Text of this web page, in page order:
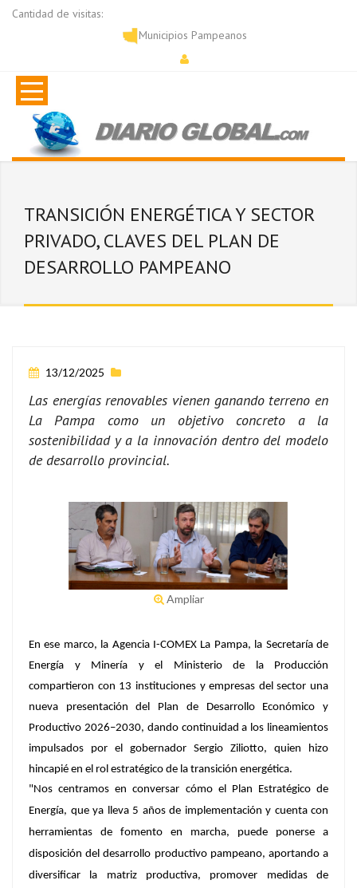
Cantidad de visitas:
Municipios Pampeanos
TRANSICIÓN ENERGÉTICA Y SECTOR
PRIVADO, CLAVES DEL PLAN DE
DESARROLLO PAMPEANO
13/12/2025
Las energías renovables vienen ganando terreno en
La Pampa como un objetivo concreto a la
sostenibilidad y a la innovación dentro del modelo
de desarrollo provincial.
Ampliar
En ese marco, la Agencia I-COMEX La Pampa, la Secretaría de
Energía y Minería y el Ministerio de la Producción
compartieron con 13 instituciones y empresas del sector una
nueva presentación del Plan de Desarrollo Económico y
Productivo 2026–2030, dando continuidad a los lineamientos
impulsados por el gobernador Sergio Ziliotto, quien hizo
hincapié en el rol estratégico de la transición energética.
"Nos centramos en conversar cómo el Plan Estratégico de
Energía, que ya lleva 5 años de implementación y cuenta con
herramientas de fomento en marcha, puede ponerse a
disposición del desarrollo productivo pampeano, aportando a
diversificar la matriz productiva, promover medidas de